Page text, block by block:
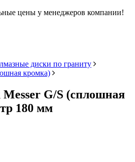
цены у менеджеров компании!
диски по граниту
кромка)
G/S (сплошная
180 мм